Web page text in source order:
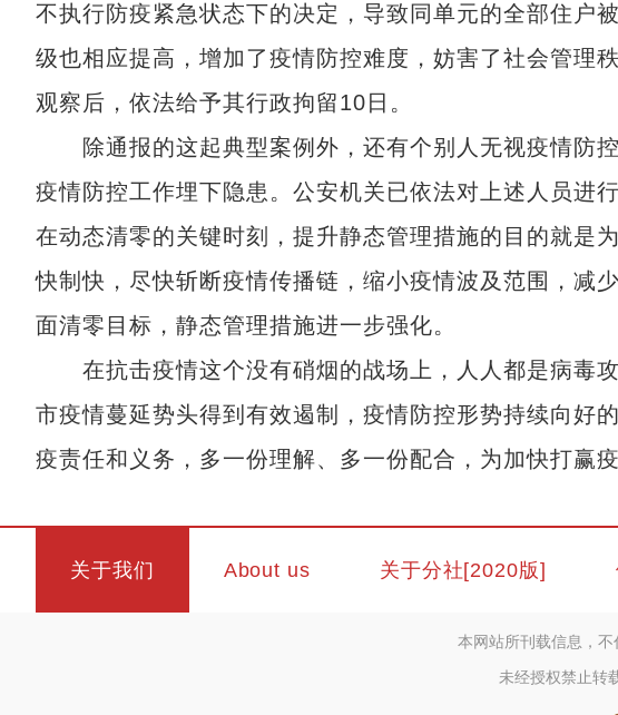
不执行防疫紧急状态下的决定，导致同单元的全部住户
级也相应提高，增加了疫情防控难度，妨害了社会管理
观察后，依法给予其行政拘留10日。
除通报的这起典型案例外，还有个别人无视疫情防
疫情防控工作埋下隐患。公安机关已依法对上述人员进
在动态清零的关键时刻，提升静态管理措施的目的就是
快制快，尽快斩断疫情传播链，缩小疫情波及范围，减
面清零目标，静态管理措施进一步强化。
在抗击疫情这个没有硝烟的战场上，人人都是病毒
市疫情蔓延势头得到有效遏制，疫情防控形势持续向好
疫责任和义务，多一份理解、多一份配合，为加快打赢
关于我们 About us 关于分社[2020版]
本网站所刊载信息，不
未经授权禁止转